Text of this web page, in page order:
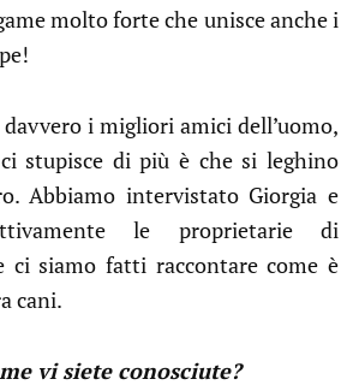
molto forte che unisce anche i
i migliori amici dell’uomo,
stupisce di più è che si leghino
Abbiamo intervistato Giorgia e
le proprietarie di
ci siamo fatti raccontare come è
cani.
vi siete conosciute?